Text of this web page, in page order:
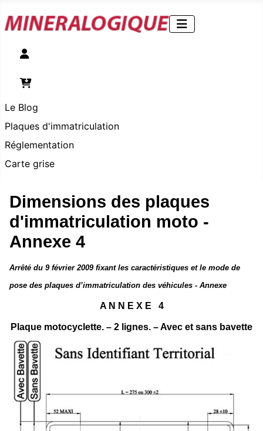
Le Blog
Plaques d'immatriculation
Réglementation
Carte grise
Dimensions des plaques
d'immatriculation moto -
Annexe 4
Arrêté du 9 février 2009 fixant les caractéristiques et le mode de
pose des plaques d’immatriculation des véhicules - Annexe
A N N E X E 4
Plaque motocyclette. – 2 lignes. – Avec et sans bavette